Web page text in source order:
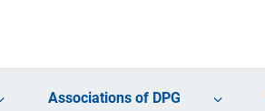
Associations of DPG